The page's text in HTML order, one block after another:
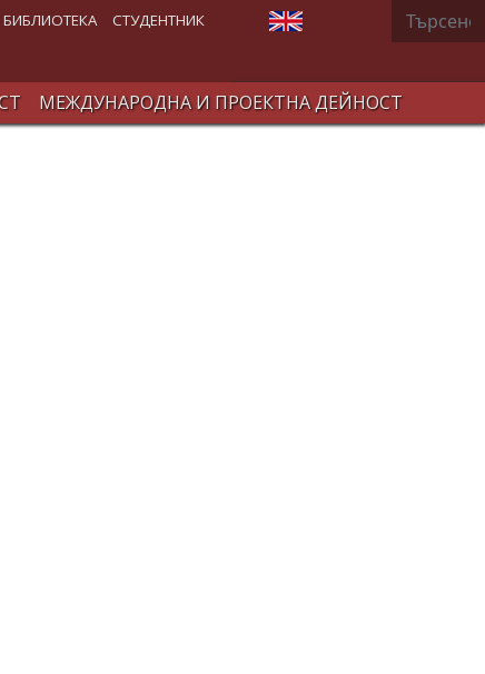
БИБЛИОТЕКА СТУДЕНТНИК Изберете език Търсене
МЕЖДУНАРОДНА И ПРОЕКТНА ДЕЙНОСТ